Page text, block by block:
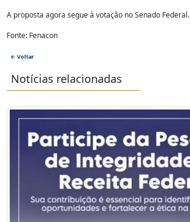
A proposta agora segue à votação no Senado Federal.
Fonte: Fenacon
← Voltar
Notícias relacionadas